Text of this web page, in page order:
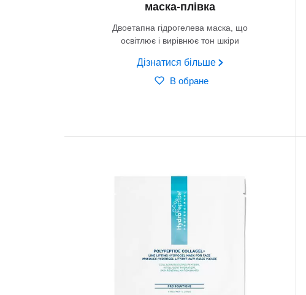
маска-плівка
Двоетапна гідрогелева маска, що
освітлює і вирівнює тон шкіри
Дізнатися більше
В обране